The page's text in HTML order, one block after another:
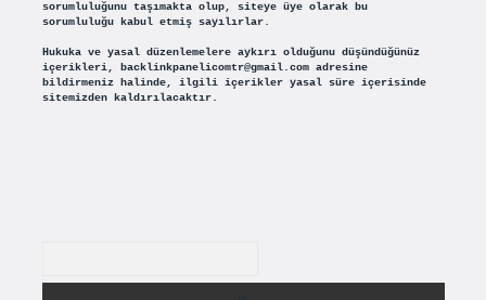
sorumluluğunu taşımakta olup, siteye üye olarak bu
sorumluluğu kabul etmiş sayılırlar.
Hukuka ve yasal düzenlemelere aykırı olduğunu düşündüğünüz
içerikleri, backlinkpanelicomtr@gmail.comadresine
bildirmeniz halinde, ilgili içerikler yasal süre içerisinde
sitemizden kaldırılacaktır.